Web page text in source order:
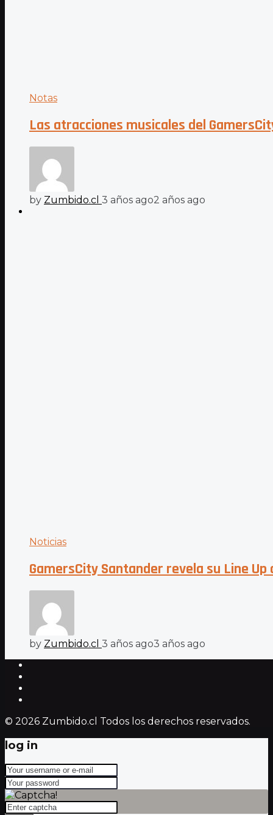
Notas
Las atracciones musicales del
by Zumbido.cl 3 años ago2 años ago
Noticias
GamersCity Santander revela su Line
by Zumbido.cl 3 años ago3 años ago
© 2026 Zumbido.cl Todos los derechos reservados.
log in